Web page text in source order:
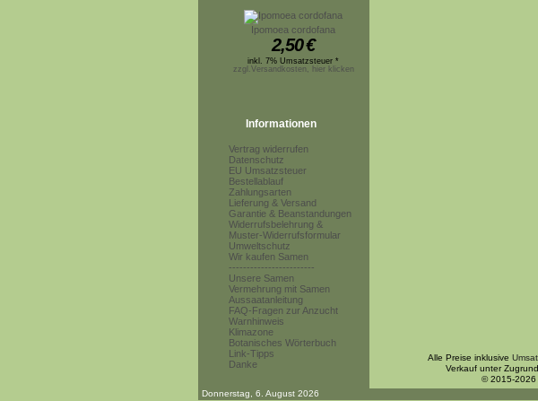
Ipomoea cordofana
2,50€
inkl. 7% Umsatzsteuer *
zzgl.Versandkosten, hier klicken
Informationen
Vertrag widerrufen
Datenschutz
EU Umsatzsteuer
Bestellablauf
Zahlungsarten
Lieferung & Versand
Garantie & Beanstandungen
Widerrufsbelehrung &
Muster-Widerrufsformular
Umweltschutz
Wir kaufen Samen
------------------------
Unsere Samen
Vermehrung mit Samen
Aussaatanleitung
FAQ-Fragen zur Anzucht
Warnhinweis
Klimazone
Botanisches Wörterbuch
Link-Tipps
Danke
Alle Preise inklusive
Verkauf unter
© 2015-2026
Donnerstag, 6. August 2026